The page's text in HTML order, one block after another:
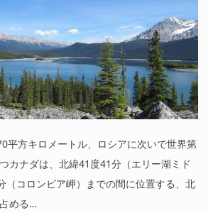
平方キロメートル、ロシアに次いで世界第
カナダは、北緯41度41分（エリー湖ミド
（コロンビア岬）までの間に位置する、北
める…